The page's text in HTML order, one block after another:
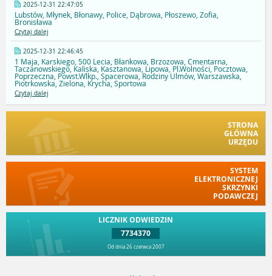
2025-12-31 22:47:05
Lubstów, Młynek, Błonawy, Police, Dąbrowa, Płoszewo, Zofia,
Bronisława
Czytaj dalej
2025-12-31 22:46:45
1 Maja, Karskiego, 500 Lecia, Błankowa, Brzozowa, Cmentarna,
Taczanowskiego, Kaliska, Kasztanowa, Lipowa, Pl.Wolności, Pocztowa,
Poprzeczna, Powst.Wlkp., Spacerowa, Rodziny Ulmów, Warszawska,
Piotrkowska, Zielona, Krycha, Sportowa
Czytaj dalej
STRONA
GŁÓWNA
URZĘDU
SYSTEM
ELEKTRONICZNEJ
SKRZYNKI
PODAWCZEJ
LICZNIK ODWIEDZIN
7734370
Od dnia 26 czerwca 2007